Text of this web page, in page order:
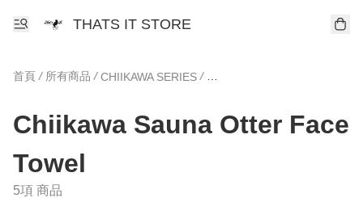
THATS IT STORE
首頁 / 所有商品 / CHIIKAWA SERIES /
Chiikawa Sauna Otter Face
Towel
5項 商品